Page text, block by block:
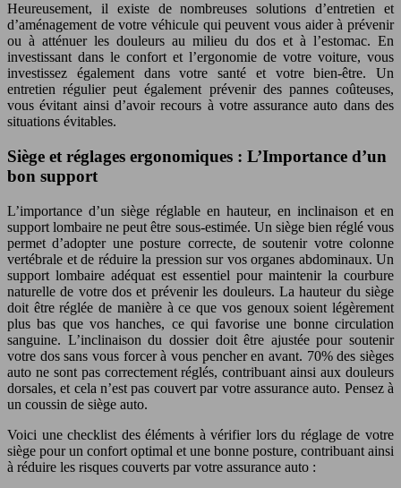
Heureusement, il existe de nombreuses solutions d’entretien et
d’aménagement de votre véhicule qui peuvent vous aider à prévenir
ou à atténuer les douleurs au milieu du dos et à l’estomac. En
investissant dans le confort et l’ergonomie de votre voiture, vous
investissez également dans votre santé et votre bien-être. Un
entretien régulier peut également prévenir des pannes coûteuses,
vous évitant ainsi d’avoir recours à votre assurance auto dans des
situations évitables.
Siège et réglages ergonomiques : L’Importance d’un
bon support
L’importance d’un siège réglable en hauteur, en inclinaison et en
support lombaire ne peut être sous-estimée. Un siège bien réglé vous
permet d’adopter une posture correcte, de soutenir votre colonne
vertébrale et de réduire la pression sur vos organes abdominaux. Un
support lombaire adéquat est essentiel pour maintenir la courbure
naturelle de votre dos et prévenir les douleurs. La hauteur du siège
doit être réglée de manière à ce que vos genoux soient légèrement
plus bas que vos hanches, ce qui favorise une bonne circulation
sanguine. L’inclinaison du dossier doit être ajustée pour soutenir
votre dos sans vous forcer à vous pencher en avant. 70% des sièges
auto ne sont pas correctement réglés, contribuant ainsi aux douleurs
dorsales, et cela n’est pas couvert par votre assurance auto. Pensez à
un coussin de siège auto.
Voici une checklist des éléments à vérifier lors du réglage de votre
siège pour un confort optimal et une bonne posture, contribuant ainsi
à réduire les risques couverts par votre assurance auto :